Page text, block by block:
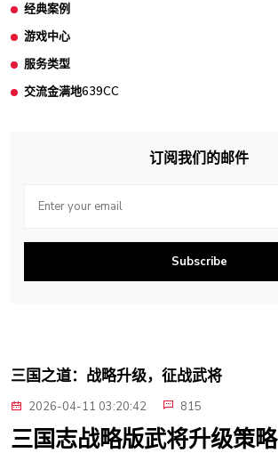
经典案例
游戏中心
服务类型
交流金满地639CC
订阅我们的邮件
Subscribe
三国之道：战略升级，征战武将
2026-04-11 03:20:42 815
三国志战略版武将升级策略